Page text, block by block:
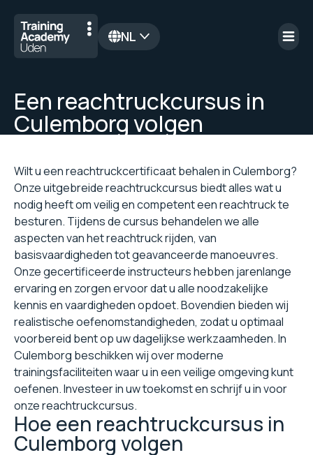
NL
Een reachtruckcursus in
Culemborg volgen
Wilt u een reachtruckcertificaat behalen in Culemborg?
Onze uitgebreide reachtruckcursus biedt alles wat u
nodig heeft om veilig en competent een reachtruck te
besturen. Tijdens de cursus behandelen we alle
aspecten van het reachtruck rijden, van
basisvaardigheden tot geavanceerde manoeuvres.
Onze gecertificeerde instructeurs hebben jarenlange
ervaring en zorgen ervoor dat u alle noodzakelijke
kennis en vaardigheden opdoet. Bovendien bieden wij
realistische oefenomstandigheden, zodat u optimaal
voorbereid bent op uw dagelijkse werkzaamheden. In
Culemborg beschikken wij over moderne
trainingsfaciliteiten waar u in een veilige omgeving kunt
oefenen. Investeer in uw toekomst en schrijf u in voor
onze reachtruckcursus.
Hoe een reachtruckcursus in
Culemborg volgen